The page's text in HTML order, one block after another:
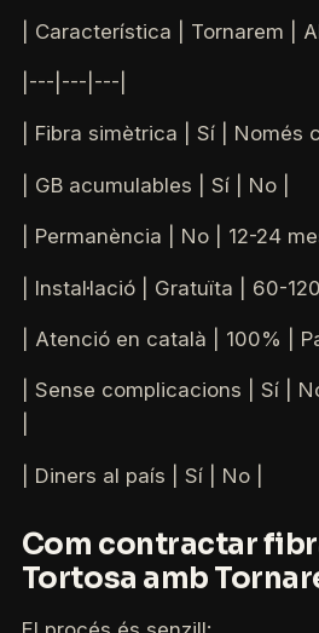
| Característica | Tornarem |
|---|---|---|
| Fibra simètrica | Sí | Només
| GB acumulables | Sí | No |
| Permanència | No | 12-24
| Instal·lació | Gratuïta | 60-
| Atenció en català | 100% |
| Sense complicacions | Sí |
| Diners al país | Sí | No |
Com contractar
Tortosa amb